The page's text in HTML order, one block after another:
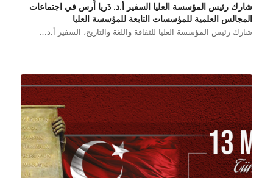
شارك رئيس المؤسسة العليا السفير أ.د. دَريا أُرس في اجتماعات
المجالس العلمية للمؤسسات التابعة للمؤسسة العليا
شارك رئيس المؤسسة العليا للثقافة واللغة والتاريخ، السفير أ.د…